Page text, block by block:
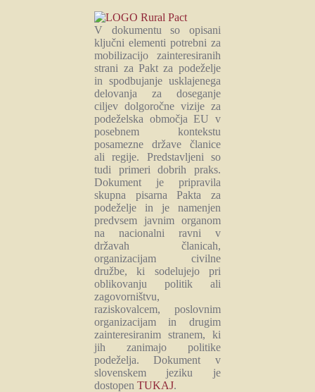
V dokumentu so opisani
ključni elementi potrebni za
mobilizacijo zainteresiranih
strani za Pakt za podeželje
in spodbujanje usklajenega
delovanja za doseganje
ciljev dolgoročne vizije za
podeželska območja EU v
posebnem kontekstu
posamezne države članice
ali regije. Predstavljeni so
tudi primeri dobrih praks.
Dokument je pripravila
skupna pisarna Pakta za
podeželje in je namenjen
predvsem javnim organom
na nacionalni ravni v
državah članicah,
organizacijam civilne
družbe, ki sodelujejo pri
oblikovanju politik ali
zagovorništvu,
raziskovalcem, poslovnim
organizacijam in drugim
zainteresiranim stranem, ki
jih zanimajo politike
podeželja. Dokument v
slovenskem jeziku je
dostopenTUKAJ.